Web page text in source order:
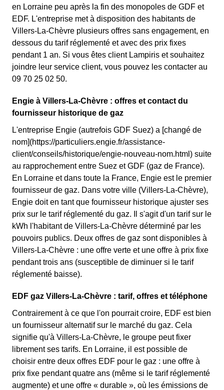
en Lorraine peu après la fin des monopoles de GDF et
EDF. L'entreprise met à disposition des habitants de
Villers-La-Chèvre plusieurs offres sans engagement, en
dessous du tarif réglementé et avec des prix fixes
pendant 1 an. Si vous êtes client Lampiris et souhaitez
joindre leur service client, vous pouvez les contacter au
09 70 25 02 50.
Engie à Villers-La-Chèvre : offres et contact du
fournisseur historique de gaz
L'entreprise Engie (autrefois GDF Suez) a [changé de
nom](https://particuliers.engie.fr/assistance-
client/conseils/historique/engie-nouveau-nom.html) suite
au rapprochement entre Suez et GDF (gaz de France).
En Lorraine et dans toute la France, Engie est le premier
fournisseur de gaz. Dans votre ville (Villers-La-Chèvre),
Engie doit en tant que fournisseur historique ajuster ses
prix sur le tarif réglementé du gaz. Il s'agit d'un tarif sur le
kWh l'habitant de Villers-La-Chèvre déterminé par les
pouvoirs publics. Deux offres de gaz sont disponibles à
Villers-La-Chèvre : une offre verte et une offre à prix fixe
pendant trois ans (susceptible de diminuer si le tarif
réglementé baisse).
EDF gaz Villers-La-Chèvre : tarif, offres et téléphone
Contrairement à ce que l'on pourrait croire, EDF est bien
un fournisseur alternatif sur le marché du gaz. Cela
signifie qu'à Villers-La-Chèvre, le groupe peut fixer
librement ses tarifs. En Lorraine, il est possible de
choisir entre deux offres EDF pour le gaz : une offre à
prix fixe pendant quatre ans (même si le tarif réglementé
augmente) et une offre « durable », où les émissions de